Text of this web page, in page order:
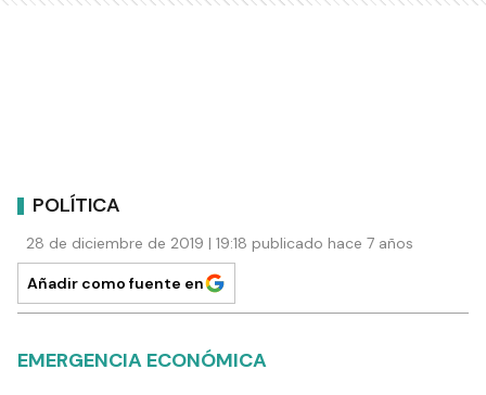
POLÍTICA
28 de diciembre de 2019 | 19:18 publicado hace 7 años
Añadir como fuente en
EMERGENCIA ECONÓMICA